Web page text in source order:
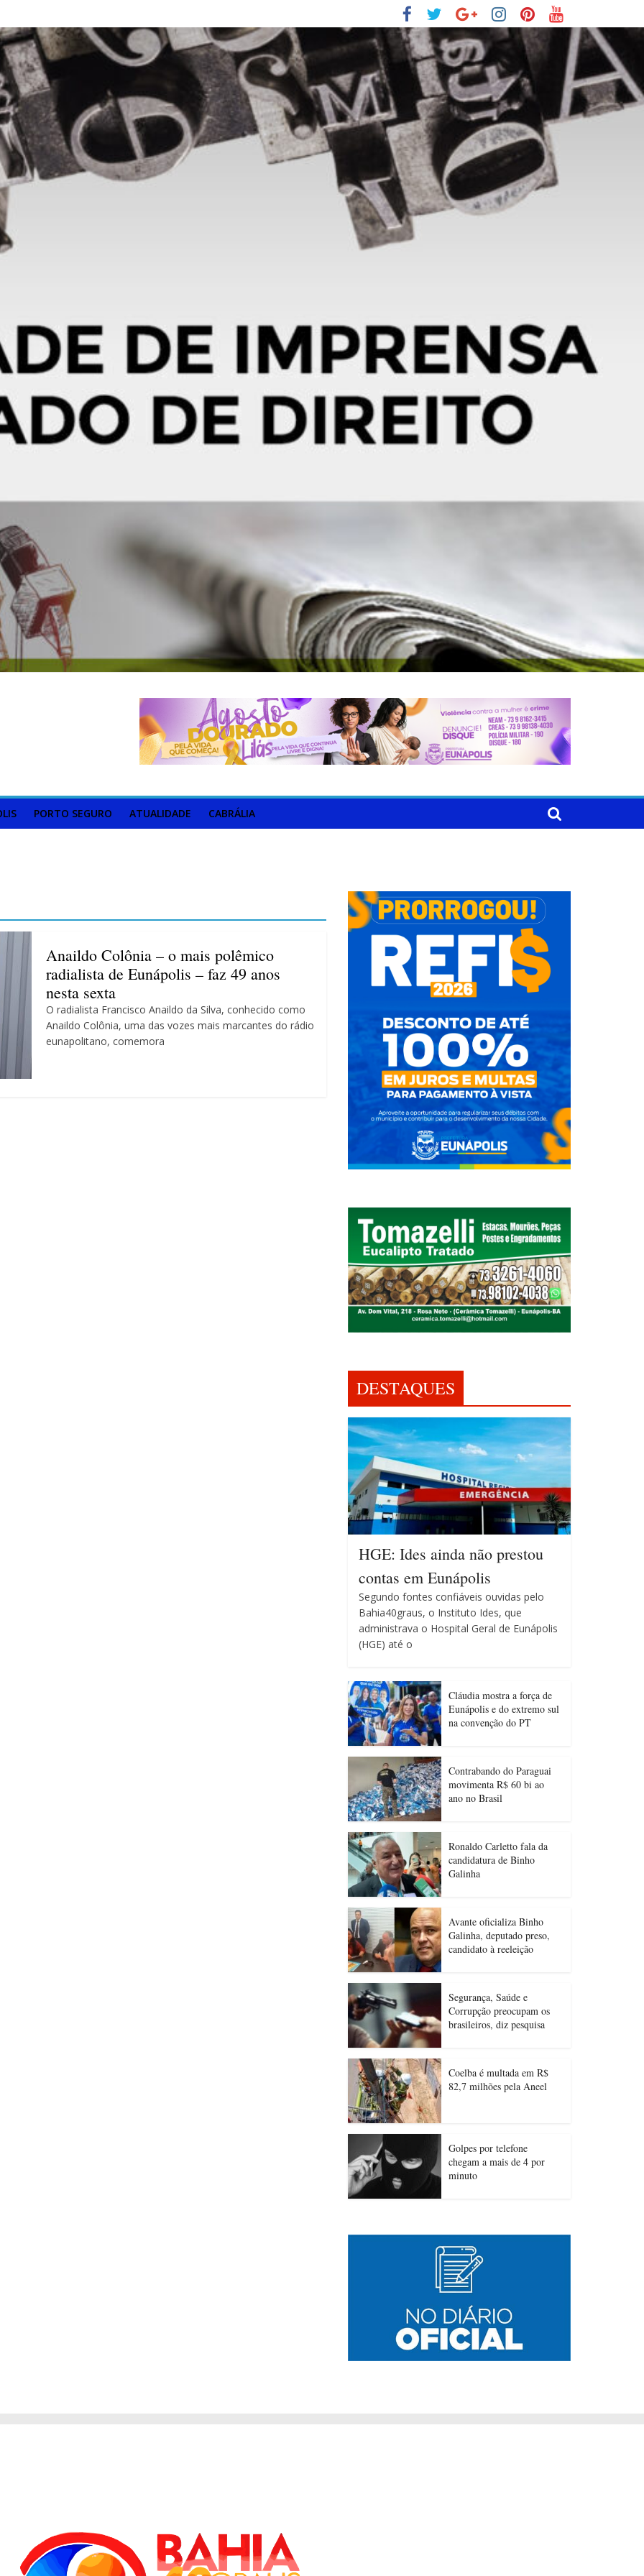
PORTO SEGURO ATUALIDADE CABRÁLIA
Anaildo Colônia – o mais polêmico
radialista de Eunápolis – faz 49 anos
nesta sexta
O radialista Francisco Anaildo da Silva, conhecido como
Anaildo Colônia, uma das vozes mais marcantes do rádio
eunapolitano, comemora
DESTAQUES
HGE: Ides ainda não prestou
contas em Eunápolis
Segundo fontes confiáveis ouvidas pelo
Bahia40graus, o Instituto Ides, que
administrava o Hospital Geral de Eunápolis
(HGE) até o
Cláudia mostra a força de
Eunápolis e do extremo sul
na convenção do PT
Contrabando do Paraguai
movimenta R$ 60 bi ao
ano no Brasil
Ronaldo Carletto fala da
candidatura de Binho
Galinha
Avante oficializa Binho
Galinha, deputado preso,
candidato à reeleição
Segurança, Saúde e
Corrupção preocupam os
brasileiros, diz pesquisa
Coelba é multada em R$
82,7 milhões pela Aneel
Golpes por telefone
chegam a mais de 4 por
minuto